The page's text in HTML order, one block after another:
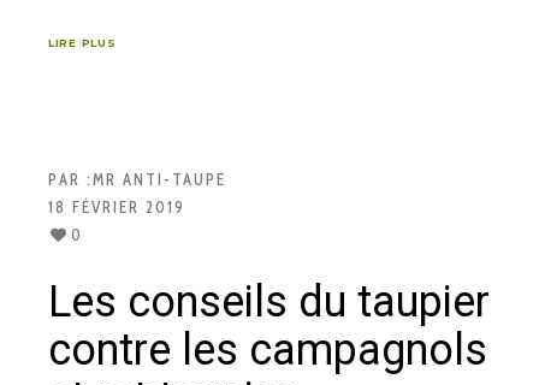
LIRE PLUS
PAR :MR ANTI-TAUPE
18 FÉVRIER 2019
0
Les conseils du taupier
contre les campagnols